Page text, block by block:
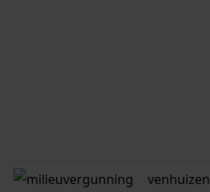
venhuizen